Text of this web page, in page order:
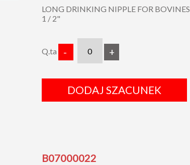
LONG DRINKING NIPPLE FOR BOVINES
1 / 2"
Q.ta - +
DODAJ SZACUNEK
B07000022